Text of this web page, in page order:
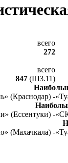
всего
272
всего
847 (Ш3.11)
(Краснодар) -
(Ессентуки) -
(Махачкала) -